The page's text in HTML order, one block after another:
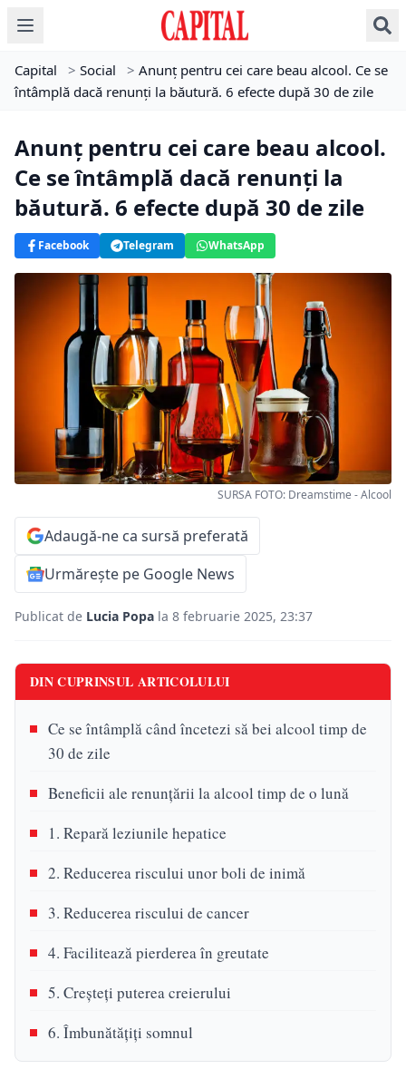
Capital > Social > Anunț pentru cei care beau alcool. Ce se
întâmplă dacă renunți la băutură. 6 efecte după 30 de zile
Anunț pentru cei care beau alcool.
Ce se întâmplă dacă renunți la
băutură. 6 efecte după 30 de zile
Facebook Telegram WhatsApp
SURSA FOTO: Dreamstime - Alcool
Adaugă-ne ca sursă preferată
Urmărește pe Google News
Publicat de Lucia Popa la 8 februarie 2025, 23:37
DIN CUPRINSUL ARTICOLULUI
Ce se întâmplă când încetezi să bei alcool timp de
30 de zile
Beneficii ale renunțării la alcool timp de o lună
1. Repară leziunile hepatice
2. Reducerea riscului unor boli de inimă
3. Reducerea riscului de cancer
4. Facilitează pierderea în greutate
5. Creșteți puterea creierului
6. Îmbunătățiți somnul